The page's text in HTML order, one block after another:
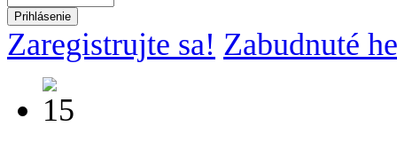
Zaregistrujte sa! Zabudnuté